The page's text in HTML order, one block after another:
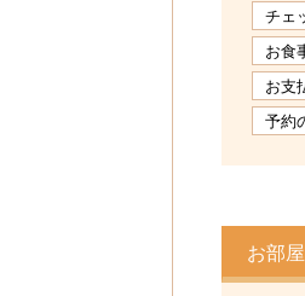
チェ
お食
お支
予約
お部